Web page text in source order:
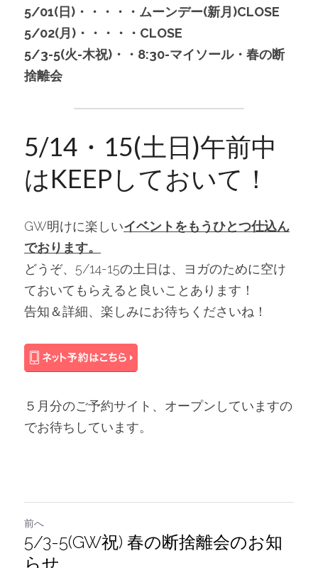
5/01(日)・・・・・ムーンデー(新月)CLOSE
5/02(月)・・・・・CLOSE
5/3-5(火-木祝)・・8:30-マイソール・春の断
捨離会
5/14・15(土日)午前中
はKEEPしておいて！
GW明けに楽しいイベントをもうひとつ仕込ん
でおります。
どうぞ、5/14-15の土日は、ヨガのために空け
ておいてもらえると良いことあります！
告知＆詳細、楽しみにお待ちくださいね！
５月分のご予約サイト、オープンしていますの
でお待ちしています。
前へ
5/3-5(GW祝) 春の断捨離会のお知
らせ